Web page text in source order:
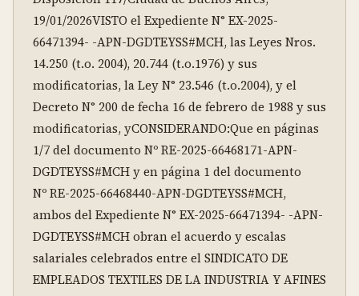
19/01/2026VISTO el Expediente N° EX-2025-
66471394- -APN-DGDTEYSS#MCH, las Leyes Nros.
14.250 (t.o. 2004), 20.744 (t.o.1976) y sus
modificatorias, la Ley N° 23.546 (t.o.2004), y el
Decreto N° 200 de fecha 16 de febrero de 1988 y sus
modificatorias, yCONSIDERANDO:Que en páginas
1/7 del documento Nº RE-2025-66468171-APN-
DGDTEYSS#MCH y en página 1 del documento
Nº RE-2025-66468440-APN-DGDTEYSS#MCH,
ambos del Expediente N° EX-2025-66471394- -APN-
DGDTEYSS#MCH obran el acuerdo y escalas
salariales celebrados entre el SINDICATO DE
EMPLEADOS TEXTILES DE LA INDUSTRIA Y AFINES